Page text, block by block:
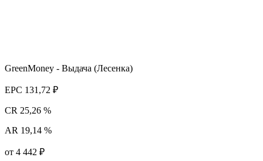
GreenMoney - Выдача (Лесенка)
EPC 131,72 ₽
CR 25,26 %
AR 19,14 %
от 4 442 ₽